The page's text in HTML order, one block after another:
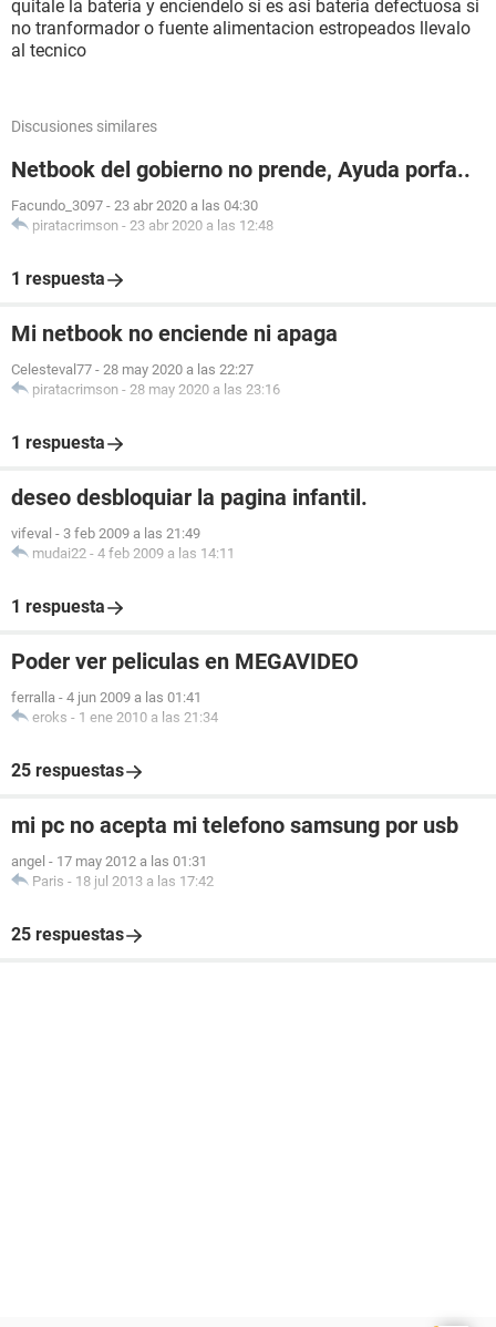
quitale la bateria y enciendelo si es asi bateria defectuosa si
no tranformador o fuente alimentacion estropeados llevalo
al tecnico
Discusiones similares
Netbook del gobierno no prende, Ayuda porfa..
Facundo_3097 - 23 abr 2020 a las 04:30
piratacrimson - 23 abr 2020 a las 12:48
1 respuesta
Mi netbook no enciende ni apaga
Celesteval77 - 28 may 2020 a las 22:27
piratacrimson - 28 may 2020 a las 23:16
1 respuesta
deseo desbloquiar la pagina infantil.
vifeval - 3 feb 2009 a las 21:49
mudai22 - 4 feb 2009 a las 14:11
1 respuesta
Poder ver peliculas en MEGAVIDEO
ferralla - 4 jun 2009 a las 01:41
eroks - 1 ene 2010 a las 21:34
25 respuestas
mi pc no acepta mi telefono samsung por usb
angel - 17 may 2012 a las 01:31
Paris - 18 jul 2013 a las 17:42
25 respuestas